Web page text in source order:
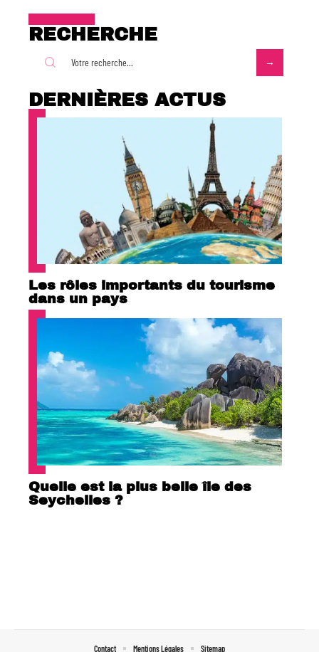
RECHERCHE
DERNIÈRES ACTUS
Les rôles importants du tourisme
dans un pays
Quelle est la plus belle île des
Seychelles ?
Contact Mentions Légales Sitemap